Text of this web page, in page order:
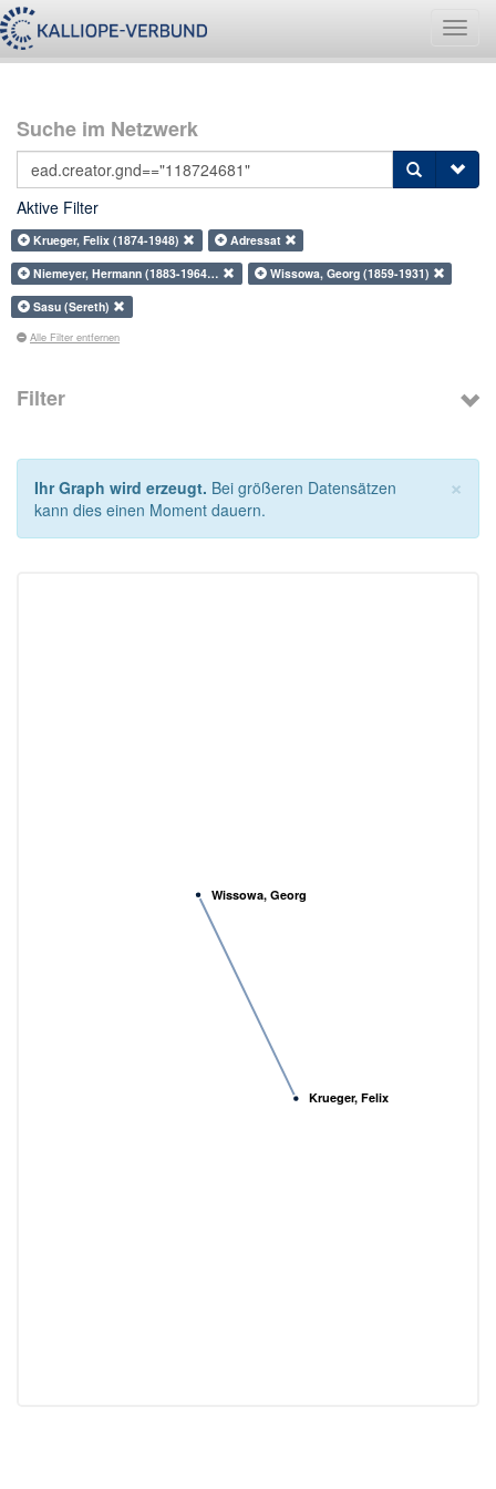
Suche im Netzwerk
Aktive Filter
Krueger, Felix (1874-1948)
Adressat
Niemeyer, Hermann (1883-1964…
Wissowa, Georg (1859-1931)
Sasu (Sereth)
Alle Filter entfernen
Filter
×
Ihr Graph wird erzeugt. Bei größeren Datensätzen
kann dies einen Moment dauern.
Wissowa, Georg
Krueger, Felix